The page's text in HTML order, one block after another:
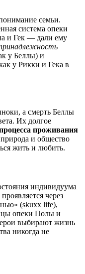
семьи.
система опеки
и Гек — дали ему
у Беллы) и
у Рикки и Гека в
а смерть Беллы
Их долгое
проживания
и общество
жить и любить.
индивидуума
через
(skuxx life),
опеки Полы и
выбирают жизнь
никогда не